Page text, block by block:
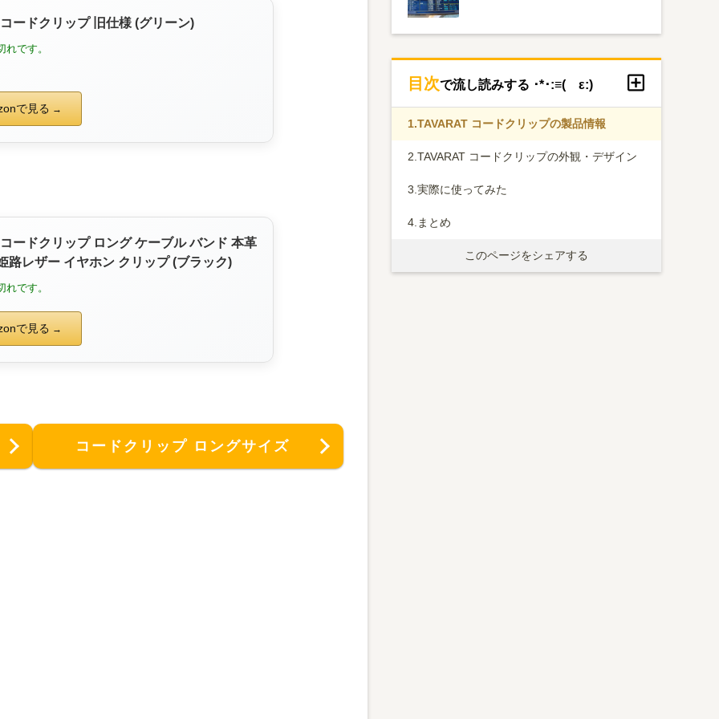
ードクリップ 旧仕様 (グリーン)
れです。
で見る
ードクリップ ロング ケーブル バンド 本革
路レザー イヤホン クリップ (ブラック)
れです。
で見る
コードクリップ ロングサイズ
目次で流し読みする ･*･:≡( ε:)
1.TAVARAT コードクリップの製品情報
2. TAVARAT コードクリップの外観・デザイン
3. 実際に使ってみた
4. まとめ
このページをシェアする